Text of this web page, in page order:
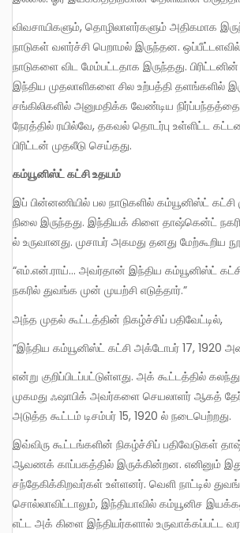
விவசாயிகளும், தொழிலாளர்களும் அதிகமாக இருந்த நிறைய காலனி
நாடுகள் வளர்ச்சி பெறாமல் இருந்தன.
நாடுகளை விட மேம்பட்டதாக இருந்தது.
இந்திய முதலாளிகளை சில உற்பத்தி தளங்களில்
சங்கிலிகளில் அனுமதிக்க வேண்டிய
நேரத்தில் ரயில்வே, தகவல் தொடர்பு உள்ளிட்ட
பிரிட்டன் முதலீடு செய்தது.
கம்யூனிஸ்ட் கட்சி உதயம்
இப் பின்னணியில் பல நாடுகளில் கம்யூனிஸ்ட் கட்சி முளை விடுமென்ற
நிலை இருந்தது. இந்தியக் கிளை தாஷ்கென்ட்
ல் உருவானது. முசாபர் அகமது தனது மேற்கூறிய
“எம்.என்.ராய்… அவர்தான் இந்திய கம்யூனிஸ்ட் கட்சியை தாஷ்கென்ட்
நகரில் துவங்க முன் முயற்சி எடுத்தார்.”
அந்த முதல் கூட்டத்தின் நிகழ்ச்சிப் பதிவேட்டில்,
“இந்திய கம்யூனிஸ்ட் கட்சி அக்டோபர் 17, 1920
என்று குறிப்பிடப்பட்டுள்ளது. அக் கூட்டத்தில் கலந்து கொண்ட 7 பேர்
முகமது ஃஷாபிக் அவர்களை செயலாளர் ஆகத்
அடுத்த கூட்டம் டிசம்பர் 15, 1920 ல் நடைபெற்றது.
இவ்விரு கூட்டங்களின் நிகழ்ச்சிப் பதிவேடுகள் தாஷ்கென்ட் நகரின்
ஆவணக் காப்பகத்தில் இருக்கின்றன. எனினும் இது
சந்தேகிக்கிறவர்கள் உள்ளனர். வெளி நாட்டில்
சொல்லாவிட்டாலும், இந்தியாவில் கம்யூனிச
எட்ட அக் கிளை இந்தியர்களால் உருவாக்கப்பட்ட